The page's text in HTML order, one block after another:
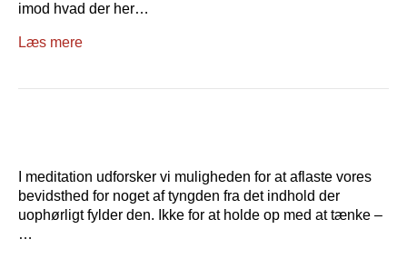
imod hvad der her…
Læs mere
I meditation udforsker vi muligheden for at aflaste vores
bevidsthed for noget af tyngden fra det indhold der
uophørligt fylder den. Ikke for at holde op med at tænke –
…